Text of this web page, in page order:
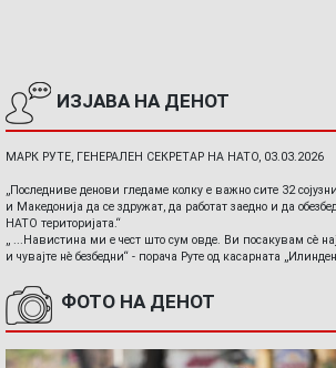
ИЗЈАВА НА ДЕНОТ
МАРК РУТЕ, ГЕНЕРАЛЕН СЕКРЕТАР НА НАТО, 03.03.2026
„Последниве денови гледаме колку е важно сите 32
и Македонија да се здружат, да работат заедно и да
НАТО територијата.“
„ ...Навистина ми е чест што сум овде. Ви посакувам сè
и чувајте нè безбедни“ - порача Руте од касарната
ФОТО НА ДЕНОТ